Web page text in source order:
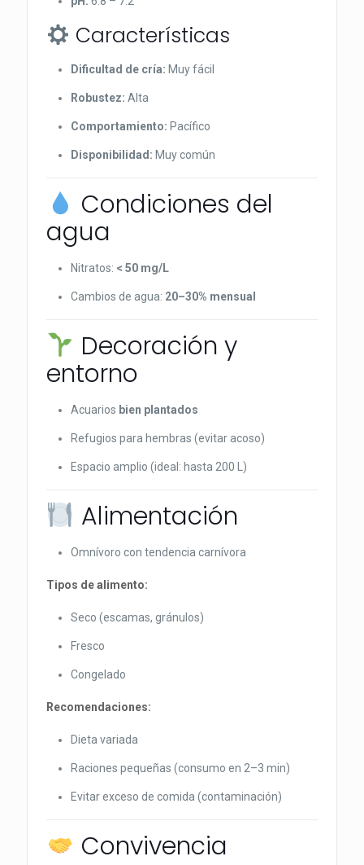
Características
Dificultad de cría: Muy fácil
Robustez: Alta
Comportamiento: Pacífico
Disponibilidad: Muy común
Condiciones del
agua
Nitratos: < 50 mg/L
Cambios de agua: 20–30% mensual
Decoración y
entorno
Acuarios bien plantados
Refugios para hembras (evitar acoso)
Espacio amplio (ideal: hasta 200 L)
Alimentación
Omnívoro con tendencia carnívora
Tipos de alimento:
Seco (escamas, gránulos)
Fresco
Congelado
Recomendaciones:
Dieta variada
Raciones pequeñas (consumo en 2–3 min)
Evitar exceso de comida (contaminación)
Convivencia